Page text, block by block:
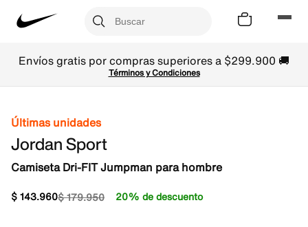
Envíos gratis por compras superiores a $299.900 🚚
Términos y Condiciones
Últimas unidades
Jordan Sport
Camiseta Dri-FIT Jumpman para hombre
$179.950
$143.960 20% de descuento